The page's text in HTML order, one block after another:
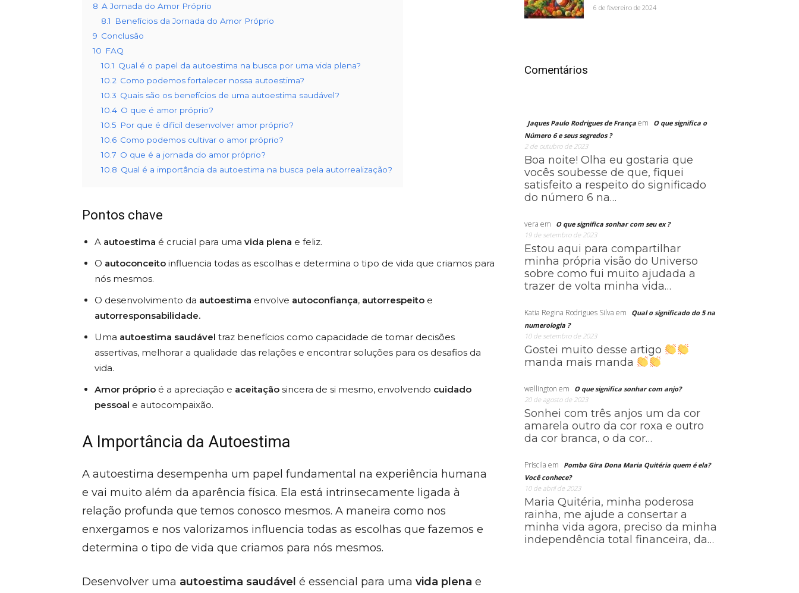
8 A Jornada do Amor Próprio
8.1
Benefícios da Jornada do Amor Próprio
9 Conclusão
10 FAQ
10.1 Qual é o papel da autoestima na busca por uma vida plena?
10.2 Como podemos fortalecer nossa autoestima?
10.3 Quais são os benefícios de uma autoestima saudável?
10.4 O que é amor próprio?
10.5 Por que é difícil desenvolver amor próprio?
10.6 Como podemos cultivar o amor próprio?
10.7 O que é a jornada do amor próprio?
10.8 Qual é a importância da autoestima na busca pela autorrealização?
Pontos chave
A autoestima é crucial para uma vida plena e feliz.
O autoconceito influencia todas as escolhas e determina o tipo de vida que criamos para
nós mesmos.
O desenvolvimento da autoestima envolve autoconfiança, autorrespeito e
autorresponsabilidade.
Uma autoestima saudável traz benefícios como capacidade de tomar decisões
assertivas, melhorar a qualidade das relações e encontrar soluções para os desafios da
vida.
Amor próprio é a apreciação e aceitação sincera de si mesmo, envolvendo cuidado
pessoal e autocompaixão.
A Importância da Autoestima
A autoestima desempenha um papel fundamental na experiência humana
e vai muito além da aparência física. Ela está intrinsecamente ligada à
relação profunda que temos conosco mesmos. A maneira como nos
enxergamos e nos valorizamos influencia todas as escolhas que fazemos e
determina o tipo de vida que criamos para nós mesmos.
Desenvolver uma autoestima saudável é essencial para uma vida plena e
6 de fevereiro de 2024
Comentários
Jaques Paulo Rodrigues de França em
O que significa o
Número 6 e seus segredos ?
2 de outubro de 2023
Boa noite! Olha eu gostaria que
vocês soubesse de que, fiquei
satisfeito a respeito do significado
do número 6 na…
vera em
O que significa sonhar com seu ex ?
19 de setembro de 2023
Estou aqui para compartilhar
minha própria visão do Universo
sobre como fui muito ajudada a
trazer de volta minha vida…
Katia Regina Rodrigues Silva em
Qual o significado do 5 na
numerologia ?
10 de setembro de 2023
Gostei muito desse artigo
manda mais manda
wellington em
O que significa sonhar com anjo?
20 de agosto de 2023
Sonhei com três anjos um da cor
amarela outro da cor roxa e outro
da cor branca, o da cor…
Priscila em
Pomba Gira Dona Maria Quitéria quem é ela?
Você conhece?
10 de abril de 2023
Maria Quitéria, minha poderosa
rainha, me ajude a consertar a
minha vida agora, preciso da minha
independência total financeira, da…